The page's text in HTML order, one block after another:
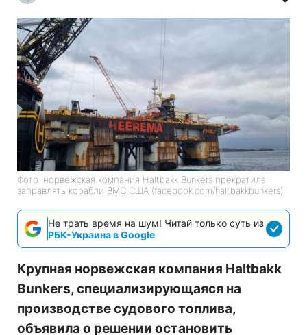
Фото: норвежская компания Haltbakk Bunkers прекратила
заправлять корабли ВМС США (facebook.com/haltbakkbunkers)
Не трать время на шум! Читай только суть из
РБК-Украина в Google
Крупная норвежская компания Haltbakk
Bunkers, специализирующаяся на
производстве судового топлива,
объявила о решении остановить